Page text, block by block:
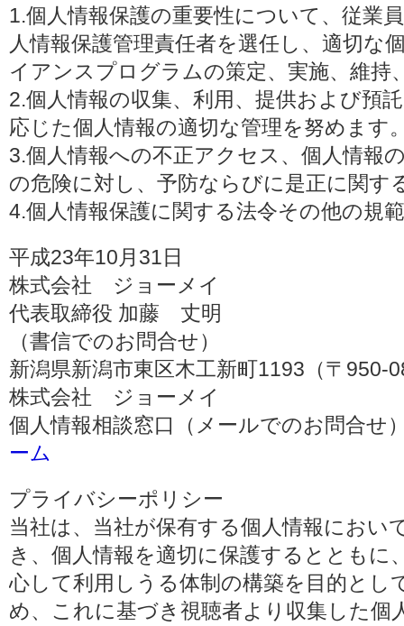
1.個人情報保護の重要性について、従業
人情報保護管理責任者を選任し、適切な
イアンスプログラムの策定、実施、維持
2.個人情報の収集、利用、提供および預
応じた個人情報の適切な管理を努めます
3.個人情報への不正アクセス、個人情報
の危険に対し、予防ならびに是正に関す
4.個人情報保護に関する法令その他の規
平成23年10月31日
株式会社 ジョーメイ
代表取締役 加藤 丈明
（書信でのお問合せ）
新潟県新潟市東区木工新町1193（〒950-
株式会社 ジョーメイ
個人情報相談窓口（メールでのお問合せ
ーム
プライバシーポリシー
当社は、当社が保有する個人情報におい
き、個人情報を適切に保護するとともに
心して利用しうる体制の構築を目的とし
め、これに基づき視聴者より収集した個